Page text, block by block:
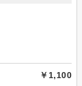
￥1,100